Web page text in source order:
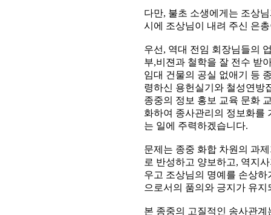
다만, 불초 소생에게는 조상
시에 조상님이 내려 주신 은
우선, 역대 전임 회장님들의
부,비젼과 철학을 잘 전수 받
임대 건물의 공실 없애기 등
령하신 용헌실기와 철성연방
종중의 정보 홍보 교육 문화
화하여 종사관리의 정보화를
는 일에 주력하겠습니다.
문제는 종중 화합 차원의 과
로 반성하고 양보하고, 역지
우고 조상님의 명예를 손상
으로서의 품의와 긍지가 유
본 종중의 고질적인 송사관